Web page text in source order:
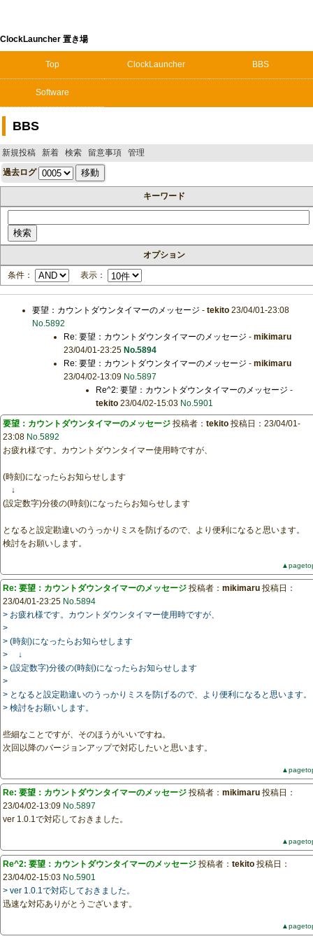
ClockLauncher 置き場
Top ClockLauncher BBS
Software
BBS
新規投稿 新着 検索 留意事項 管理
過去ログ
キーワード
オプション
条件： 表示：
要望：カウントダウンタイマーのメッセージ - tekito23/04/01-23:08
No.5892
Re: 要望：カウントダウンタイマーのメッセージ -mikimaru
23/04/01-23:25 No.5894
Re: 要望：カウントダウンタイマーのメッセージ -mikimaru
23/04/02-13:09 No.5897
Re^2: 要望：カウントダウンタイマーのメッセージ -
tekito23/04/02-15:03 No.5901
要望：カウントダウンタイマーのメッセージ 投稿者： tekito 投稿日：23/04/01-
23:08 No.5892
お疲れ様です。カウントダウンタイマー使用時ですが、
(時刻)になったらお知らせします
↓
(設定数字)分後の(時刻)になったらお知らせします
となると設定勘違いのうっかりミスを防げるので、より便利になると思います。
検討をお願いします。
Re: 要望：カウントダウンタイマーのメッセージ 投稿者： mikimaru 投稿日：
23/04/01-23:25 No.5894
> お疲れ様です。カウントダウンタイマー使用時ですが、
>
> (時刻)になったらお知らせします
> ↓
> (設定数字)分後の(時刻)になったらお知らせします
>
> となると設定勘違いのうっかりミスを防げるので、より便利になると思います。
> 検討をお願いします。
些細なことですが、そのほうがいいですね。
次回以降のバージョンアップで対応したいと思います。
Re: 要望：カウントダウンタイマーのメッセージ 投稿者： mikimaru 投稿日：
23/04/02-13:09 No.5897
ver 1.0.1で対応しておきました。
Re^2: 要望：カウントダウンタイマーのメッセージ 投稿者： tekito 投稿日：
23/04/02-15:03 No.5901
> ver 1.0.1で対応しておきました。
迅速な対応ありがとうございます。